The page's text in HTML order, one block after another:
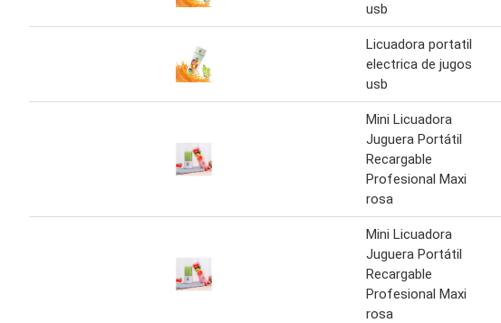
usb
Licuadora portatil
electrica de jugos
usb
Mini Licuadora
Juguera Portátil
Recargable
Profesional Maxi
rosa
Mini Licuadora
Juguera Portátil
Recargable
Profesional Maxi
rosa